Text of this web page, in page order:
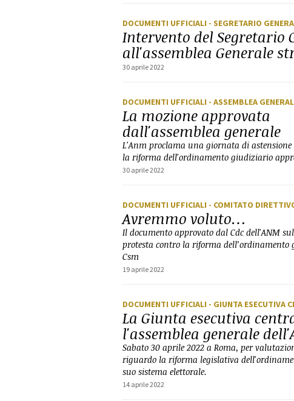
DOCUMENTI UFFICIALI - SEGRETARIO
Intervento del Segretario
all'assemblea Generale
30 aprile 2022
DOCUMENTI UFFICIALI - ASSEMBLEA
La mozione approvata
dall'assemblea generale
L'Anm proclama una giornata di
la riforma dell'ordinamento giudiziario
30 aprile 2022
DOCUMENTI UFFICIALI - COMITATO
Avremmo voluto…
Il documento approvato dal Cdc dell'ANM
protesta contro la riforma dell’ordinamento
Csm
19 aprile 2022
DOCUMENTI UFFICIALI - GIUNTA ESECUTIVA
La Giunta esecutiva
l'assemblea generale
Sabato 30 aprile 2022 a Roma, per
riguardo la riforma legislativa
suo sistema elettorale.
14 aprile 2022